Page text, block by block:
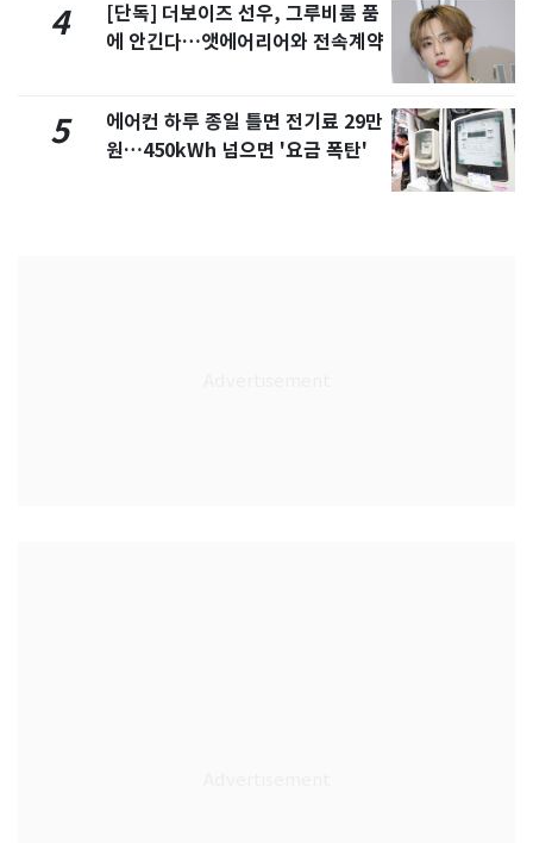
4
[단독] 더보이즈 선우, 그루비룸 품
에 안긴다…앳에어리어와 전속계약
5
에어컨 하루 종일 틀면 전기료 29만
원…450kWh 넘으면 '요금 폭탄'